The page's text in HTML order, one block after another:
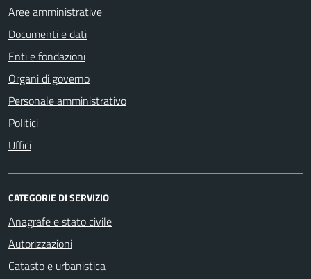
Aree amministrative
Documenti e dati
Enti e fondazioni
Organi di governo
Personale amministrativo
Politici
Uffici
CATEGORIE DI SERVIZIO
Anagrafe e stato civile
Autorizzazioni
Catasto e urbanistica